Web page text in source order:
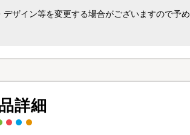
ザイン等を変更する場合がございますので予め
詳細